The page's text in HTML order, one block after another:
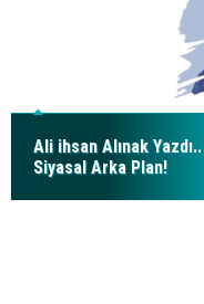
Ali ihsan Alınak
Siyasal Arka Plan!